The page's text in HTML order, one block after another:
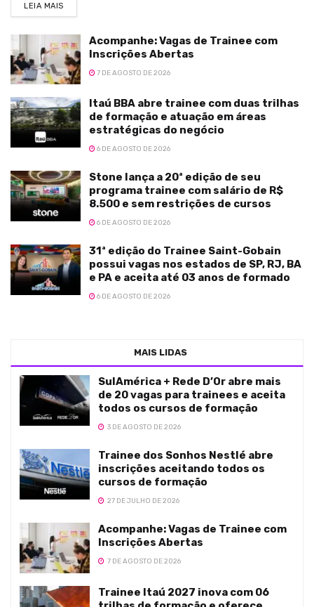
LEIA MAIS
Acompanhe: Vagas de Trainee com
Inscrições Abertas
7 DE AGOSTO DE 2026
Itaú BBA abre trainee com duas trilhas
de formação e atuação em áreas
estratégicas do negócio
6 DE AGOSTO DE 2026
Stone lança a 20ª edição de seu
programa trainee com salário de R$
8.500 e sem restrições de cursos
6 DE AGOSTO DE 2026
31ª edição do Trainee Saint-Gobain
possui vagas nos estados de SP, RJ, BA
e PA e aceita até 03 anos de formado
6 DE AGOSTO DE 2026
MAIS LIDAS
SulAmérica + Rede D’Or abre mais
de 20 vagas para trainees e aceita
todos os cursos de formação
3 DE AGOSTO DE 2026
Trainee dos Sonhos Nestlé abre
inscrições aceitando todos os
cursos de formação
27 DE JULHO DE 2026
Acompanhe: Vagas de Trainee com
Inscrições Abertas
7 DE AGOSTO DE 2026
Trainee Itaú 2027 inova com 06